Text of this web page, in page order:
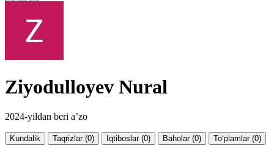
Ziyodulloyev Nural
2024-yildan beri a’zo
Kundalik Taqrizlar (0) Iqtiboslar (0) Baholar (0) To‘plamlar (0)